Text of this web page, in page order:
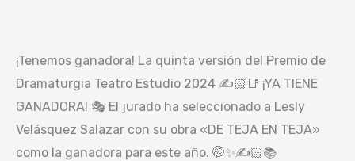
¡Tenemos ganadora! La quinta versión del Premio de
Dramaturgia Teatro Estudio 2024 ✍️🏻📑 ¡YA TIENE
GANADORA! 🎭 El jurado ha seleccionado a Lesly
Velásquez Salazar con su obra «DE TEJA EN TEJA»
como la ganadora para este año. 🤭✨️✍️🏻📚